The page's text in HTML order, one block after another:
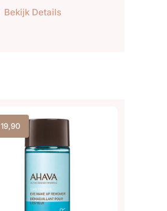
Bekijk Details
19,90